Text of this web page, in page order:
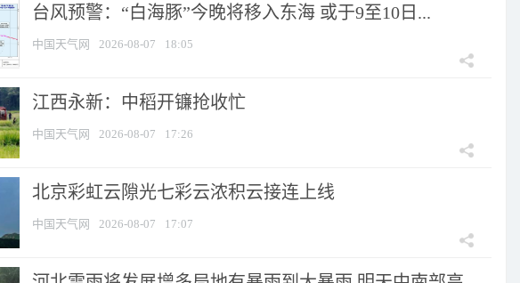
台风预警：“白海豚”今晚将移入东海 或于9至10日...
中国天气网 2026-08-07 18:05
江西永新：中稻开镰抢收忙
中国天气网 2026-08-07 17:26
北京彩虹云隙光七彩云浓积云接连上线
中国天气网 2026-08-07 17:07